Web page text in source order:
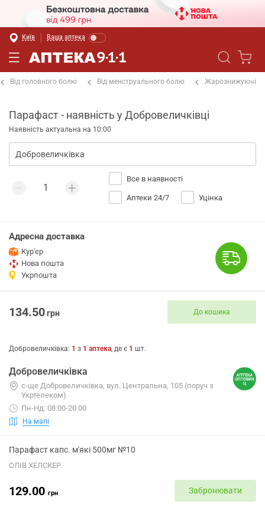
Київ Ваша аптека
Від головного болю Від менструального болю Жарознижуючі
Парафаст - наявність у Добровеличківці
Наявність актуальна на 10:00
Все в наявності
Аптеки 24/7 Уцінка
Адресна доставка
Кур'єр
Нова пошта
Укрпошта
134.50грн До кошика
Добровеличківка: 1 з 1 аптека, де є 1 шт.
Добровеличківка
с-ще Добровеличківка, вул. Центральна, 105 (поруч з
Укртелеком)
Пн-Нд: 08:00-20:00
На мапі
Парафаст капс. м'які 500мг №10
ОЛІВ ХЕЛСКЕР
129.00 грн Забронювати